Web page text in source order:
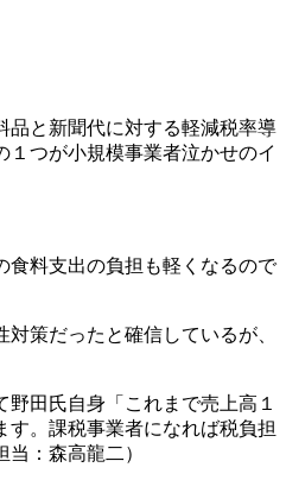
と新聞代に対する軽減税率導
つが小規模事業者泣かせのイ
料支出の負担も軽くなるので
策だったと確信しているが、
田氏自身「これまで売上高１
。課税事業者になれば税負担
：森高龍二）